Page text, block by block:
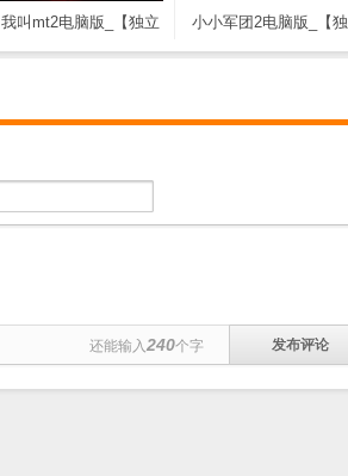
我叫mt2电脑版_【独立
小小军团2电脑版_【独
还能输入240个字